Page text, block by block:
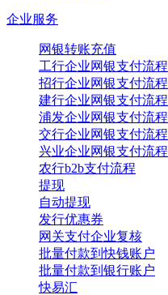
企业服务
网银转账充值
工行企业网银支付流程
招行企业网银支付流程
建行企业网银支付流程
浦发企业网银支付流程
交行企业网银支付流程
兴业企业网银支付流程
农行b2b支付流程
提现
自动提现
发行优惠券
网关支付企业复核
批量付款到快钱账户
批量付款到银行账户
快易汇